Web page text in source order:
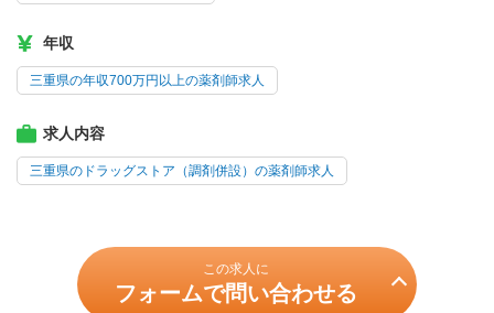
年収
三重県の年収700万円以上の薬剤師求人
求人内容
三重県のドラッグストア（調剤併設）の薬剤師求人
この求人に
フォームで問い合わせる